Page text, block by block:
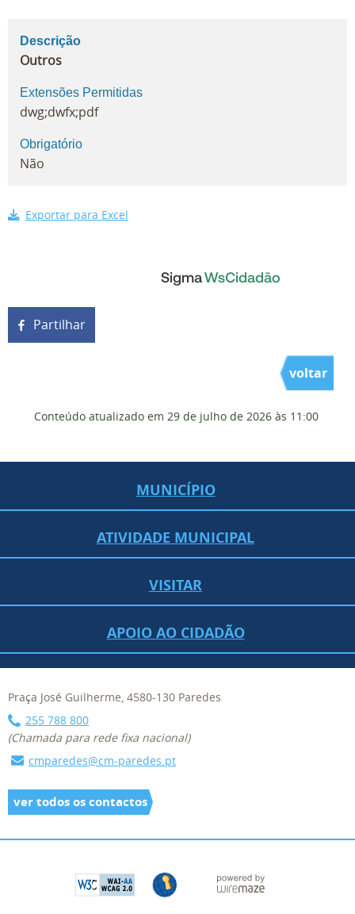
Descrição
Outros
Extensões Permitidas
dwg;dwfx;pdf
Obrigatório
Não
Exportar para Excel
Partilhar
voltar
Conteúdo atualizado em 29 de julho de 2026 às 11:00
MUNICÍPIO
ATIVIDADE MUNICIPAL
VISITAR
APOIO AO CIDADÃO
Praça José Guilherme, 4580-130 Paredes
255 788 800
(Chamada para rede fixa nacional)
cmparedes@cm-paredes.pt
ver todos os contactos